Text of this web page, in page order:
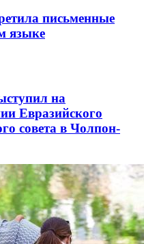
письменные
языке
на
Евразийского
совета в Чолпон-